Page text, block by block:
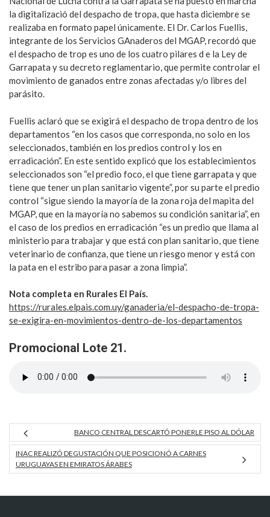
la digitalizació del despacho de tropa, que hasta diciembre se
realizaba en formato papel únicamente. El Dr. Carlos Fuellis,
integrante de los Servicios GAnaderos del MGAP, recordó que
el despacho de trop es uno de los cuatro pilares d e la Ley de
Garrapata y su decreto reglamentario, que permite controlar el
movimiento de ganados entre zonas afectadas y/o libres del
parásito.
Fuellis aclaró que se exigirá el despacho de tropa dentro de los
departamentos “en los casos que corresponda, no solo en los
seleccionados, también en los predios control y los en
erradicación”. En este sentido explicó que los establecimientos
seleccionados son “el predio foco, el que tiene garrapata y que
tiene que tener un plan sanitario vigente”, por su parte el predio
control “sigue siendo la mayoría de la zona roja del mapita del
MGAP, que en la mayoría no sabemos su condición sanitaria”, en
el caso de los predios en erradicación “es un predio que llama al
ministerio para trabajar y que está con plan sanitario, que tiene
veterinario de confianza, que tiene un riesgo menor y está con
la pata en el estribo para pasar a zona limpia”.
Nota completa en Rurales El País.
https://rurales.elpais.com.uy/ganaderia/el-despacho-de-tropa-
se-exigira-en-movimientos-dentro-de-los-departamentos
Promocional Lote 21.
BANCO CENTRAL DESCARTÓ PONERLE PISO AL DÓLAR
INAC REALIZÓ DEGUSTACIÓN QUE POSICIONÓ A CARNES
URUGUAYAS EN EMIRATOS ÁRABES